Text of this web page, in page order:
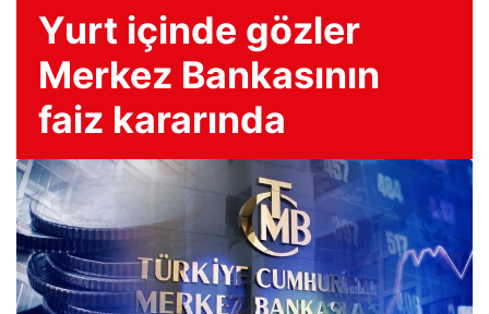
Yurt içinde gözler
Merkez Bankasının
faiz kararında